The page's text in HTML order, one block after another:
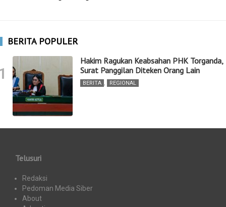
BERITA POPULER
Hakim Ragukan Keabsahan PHK Torganda,
Surat Panggilan Diteken Orang Lain
BERITA , REGIONAL
Telusuri
Redaksi
Pedoman Media Siber
About